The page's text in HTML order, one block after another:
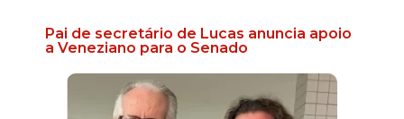
Pai de secretário de Lucas anuncia apoio
a Veneziano para o Senado